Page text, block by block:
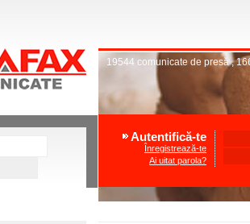
19544 comunicate de presă,
Autentifică-te
Înregistrează-te
Ai uitat parola?